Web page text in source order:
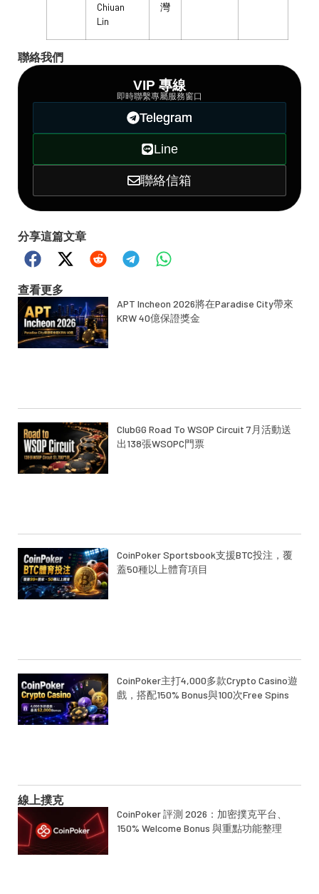
Chiuan
Lin
灣
聯絡我們
VIP 專線
即時聯繫專屬服務窗口
Telegram
Line
聯絡信箱
分享這篇文章
查看更多
APT Incheon 2026將在Paradise City帶來
KRW 40億保證獎金
ClubGG Road To WSOP Circuit 7月活動送
出138張WSOPC門票
CoinPoker Sportsbook支援BTC投注，覆
蓋50種以上體育項目
CoinPoker主打4,000多款Crypto Casino遊
戲，搭配150% Bonus與100次Free Spins
線上撲克
CoinPoker 評測 2026：加密撲克平台、
150% Welcome Bonus 與重點功能整理